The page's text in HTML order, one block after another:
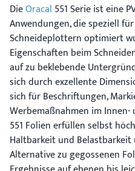
DieOracal 551 Serie ist eine
Anwendungen, die speziell
Schneideplottern optimiert
Eigenschaften beim
auf zu beklebende
sich durch exzellente
sich für Beschriftungen,
Werbemaßnahmen im Innen-
551 Folien erfüllen selbst
Haltbarkeit und
Alternative zu gegossenen